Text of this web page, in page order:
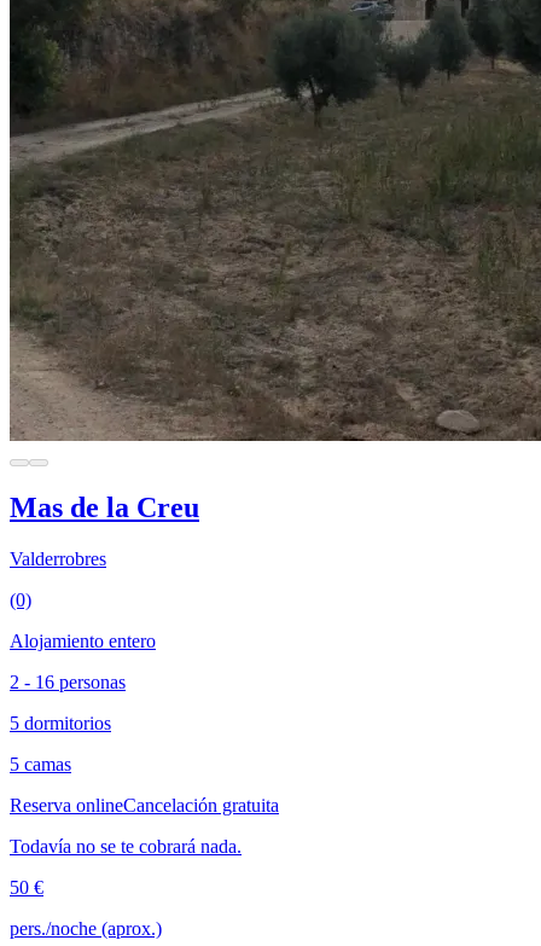
Mas de la Creu
Valderrobres
(0)
Alojamiento entero
2 - 16 personas
5 dormitorios
5 camas
Reserva onlineCancelación gratuita
Todavía no se te cobrará nada.
50 €
pers./noche (aprox.)